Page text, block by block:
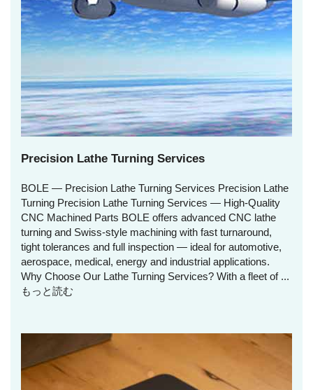
Precision Lathe Turning Services
BOLE — Precision Lathe Turning Services Precision Lathe
Turning Precision Lathe Turning Services — High‑Quality
CNC Machined Parts BOLE offers advanced CNC lathe
turning and Swiss‑style machining with fast turnaround,
tight tolerances and full inspection — ideal for automotive,
aerospace, medical, energy and industrial applications.
Why Choose Our Lathe Turning Services? With a fleet of ...
もっと読む